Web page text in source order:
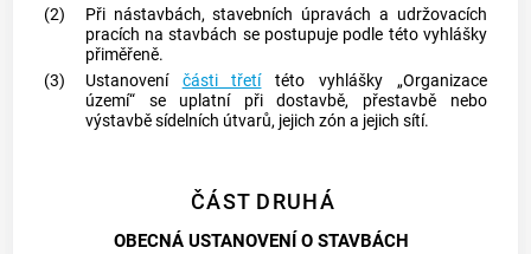
(2)
Při nástavbách, stavebních úpravách a udržovacích
pracích na stavbách se postupuje podle této vyhlášky
přiměřeně.
(3)
Ustanovení části třetítéto vyhlášky „Organizace
území“ se uplatní při dostavbě, přestavbě nebo
výstavbě sídelních útvarů, jejich zón a jejich sítí.
ČÁST DRUHÁ
OBECNÁ USTANOVENÍ O STAVBÁCH